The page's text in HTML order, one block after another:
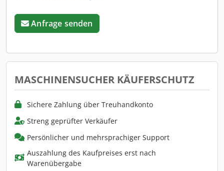
Anfrage senden
MASCHINENSUCHER KÄUFERSCHUTZ
Sichere Zahlung über Treuhandkonto
Streng geprüfter Verkäufer
Persönlicher und mehrsprachiger Support
Auszahlung des Kaufpreises erst nach
Warenübergabe